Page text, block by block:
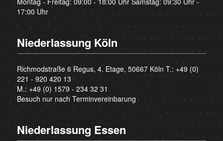
17:00 Uhr
Niederlassung Köln
Richmodstraße 6 Regus, 4. Etage, 50667 Köln T.: +49 (0)
221 - 920 420 13
M.: +49 (0) 1579 - 234 32 31
Besuch nur nach Terminvereinbarung
Niederlassung Essen